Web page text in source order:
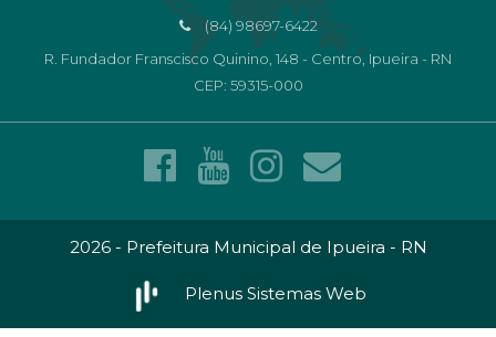
(84) 98697-6422
R. Fundador Franscisco Quinino, 148 - Centro, Ipueira - RN
CEP: 59315-000
2026 - Prefeitura Municipal de Ipueira - RN
Plenus Sistemas Web